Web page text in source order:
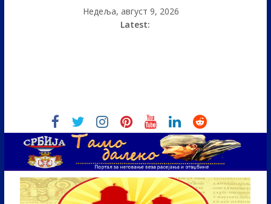
Недеља, август 9, 2026
Latest: